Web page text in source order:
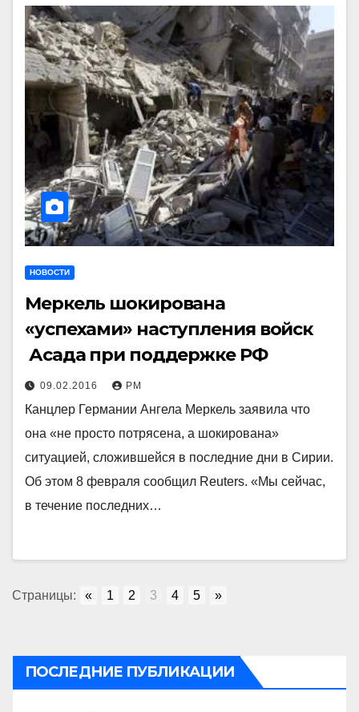
НОВОСТИ
Меркель шокирована
«успехами» наступления войск
Асада при поддержке РФ
09.02.2016 РМ
Канцлер Германии Ангела Меркель заявила что
она «не просто потрясена, а шокирована»
ситуацией, сложившейся в последние дни в Сирии.
Об этом 8 февраля сообщил Reuters. «Мы сейчас,
в течение последних…
Страницы: « 1 2 3 4 5 »
ПОСЛЕДНИЕ ПУБЛИКАЦИИ